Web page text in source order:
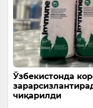
Ўзбекистонда
чиқарилди